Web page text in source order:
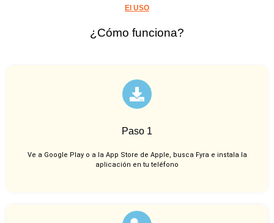
El USO
¿Cómo funciona?
Paso 1
Ve a Google Play o a la App Store de Apple, busca Fyra e instala la
aplicación en tu teléfono